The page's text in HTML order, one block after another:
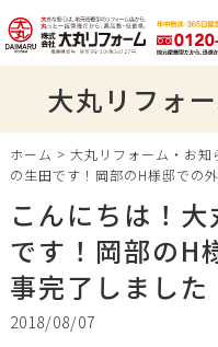
大丸リフォ
ホーム > 大丸リフォーム・お知
の生田です！岡部のH様邸での
こんにちは！
です！岡部のH
事完了しました
2018/08/07